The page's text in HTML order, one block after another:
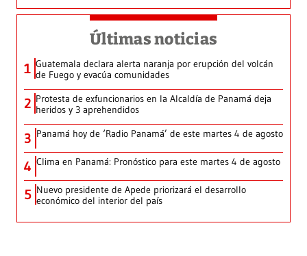
Últimas noticias
1 Guatemala declara alerta naranja por erupción del volcán
de Fuego y evacúa comunidades
2 Protesta de exfuncionarios en la Alcaldía de Panamá deja
heridos y 3 aprehendidos
3 Panamá hoy de ‘Radio Panamá’ de este martes 4 de agosto
4 Clima en Panamá: Pronóstico para este martes 4 de agosto
5 Nuevo presidente de Apede priorizará el desarrollo
económico del interior del país